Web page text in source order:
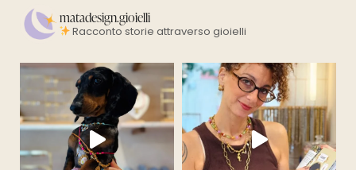
matadesign.gioielli
Racconto storie attraverso gioielli